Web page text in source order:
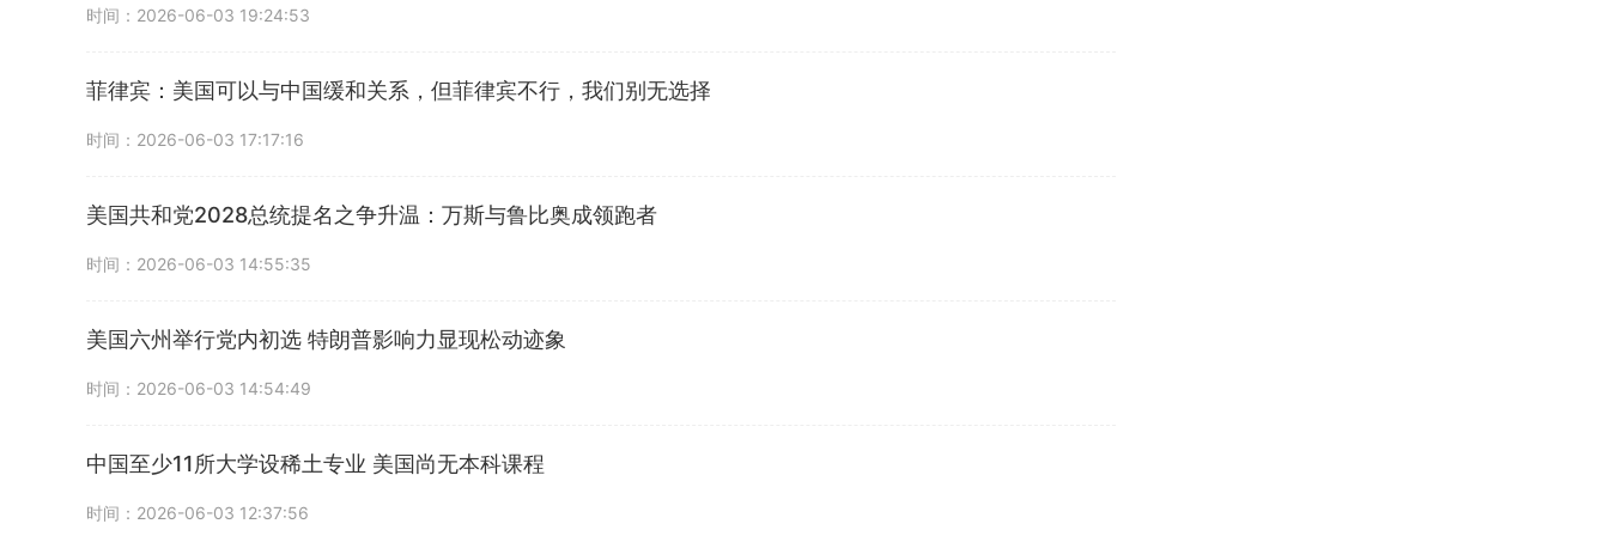
时间：2026-06-03 19:24:53
菲律宾：美国可以与中国缓和关系，但菲律宾不行，我们别无选择
时间：2026-06-03 17:17:16
美国共和党2028总统提名之争升温：万斯与鲁比奥成领跑者
时间：2026-06-03 14:55:35
美国六州举行党内初选 特朗普影响力显现松动迹象
时间：2026-06-03 14:54:49
中国至少11所大学设稀土专业 美国尚无本科课程
时间：2026-06-03 12:37:56